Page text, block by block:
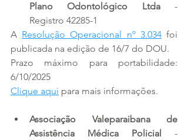
Plano Odontológico Ltda -
Registro 42285-1
A Resolução Operacional nº 3.034 foi
publicada na edição de 16/7 do DOU.
Prazo máximo para portabilidade:
6/10/2025
Clique aqui para mais informações.
Associação Valeparaibana de
Assistência Médica Policial
-